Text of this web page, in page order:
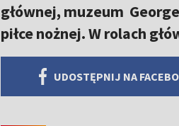
głównej, muzeum
piłce nożnej. W rolach
UDOSTĘPNIJ NA